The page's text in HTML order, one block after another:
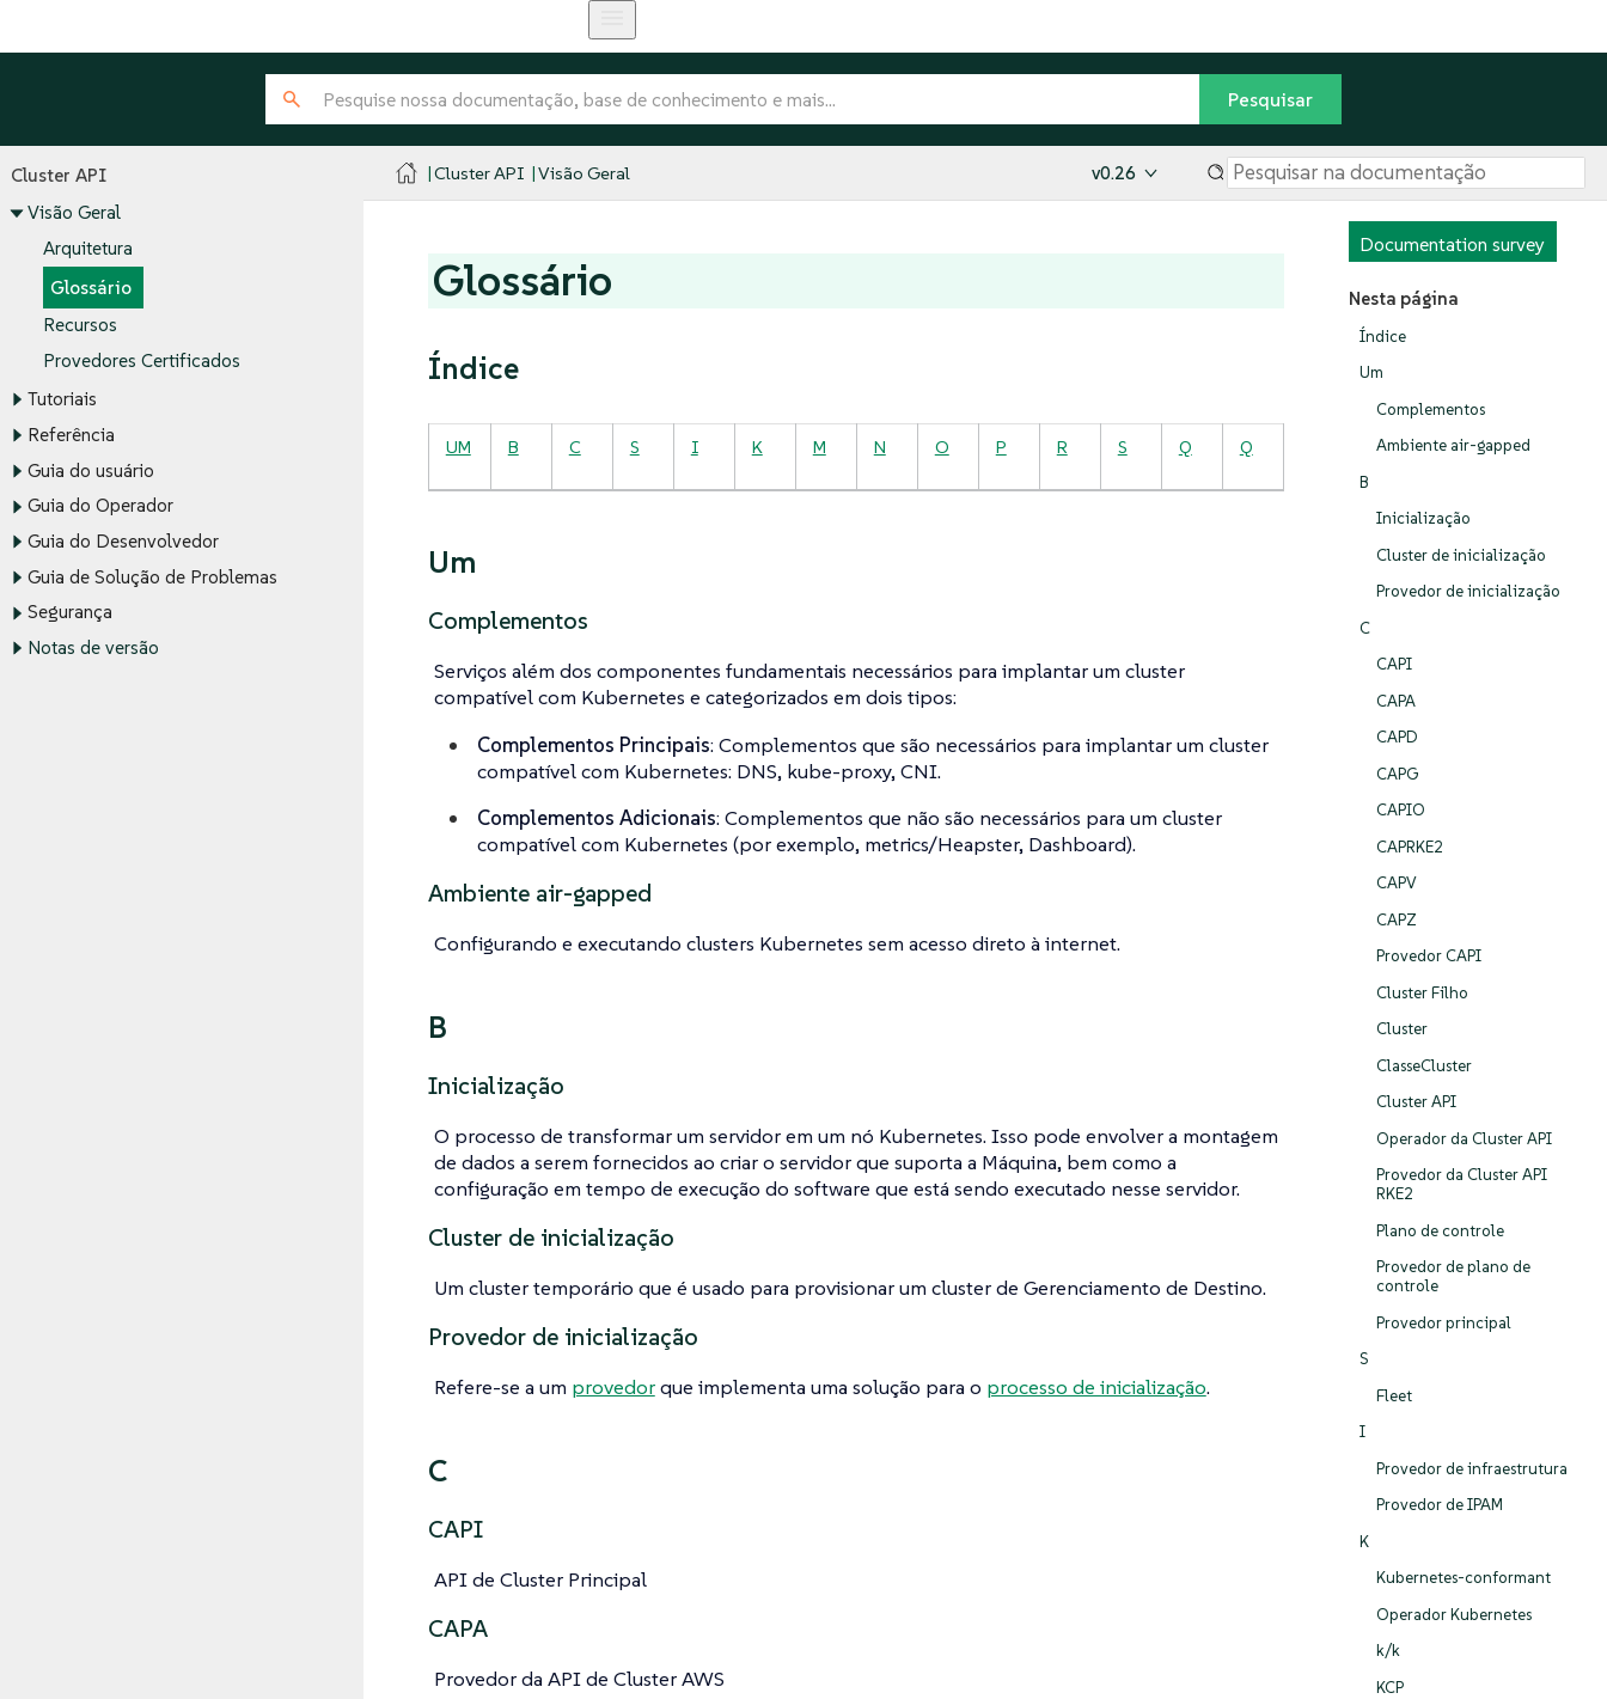
Cluster API
Visão Geral
Arquitetura
Glossário
Recursos
Provedores Certificados
Tutoriais
Referência
Guia do usuário
Guia do Operador
Guia do Desenvolvedor
Guia de Solução de Problemas
Segurança
Notas de versão
Cluster API Visão Geral v0.26
Documentation survey
Nesta página
Índice
Um
Complementos
Ambiente air-gapped
B
Inicialização
Cluster de inicialização
Provedor de inicialização
C
CAPI
CAPA
CAPD
CAPG
CAPIO
CAPRKE2
CAPV
CAPZ
Provedor CAPI
Cluster Filho
Cluster
ClasseCluster
Cluster API
Operador da Cluster API
Provedor da Cluster API
RKE2
Plano de controle
Provedor de plano de
controle
Provedor principal
S
Fleet
I
Provedor de infraestrutura
Provedor de IPAM
K
Kubernetes-conformant
Operador Kubernetes
k/k
KCP
Glossário
Índice
UM B C S I K M N O P R S Q Q
Um
Complementos
Serviços além dos componentes fundamentais necessários para implantar um cluster
compatível com Kubernetes e categorizados em dois tipos:
Complementos Principais: Complementos que são necessários para implantar um cluster
compatível com Kubernetes: DNS, kube-proxy, CNI.
Complementos Adicionais: Complementos que não são necessários para um cluster
compatível com Kubernetes (por exemplo, metrics/Heapster, Dashboard).
Ambiente air-gapped
Configurando e executando clusters Kubernetes sem acesso direto à internet.
B
Inicialização
O processo de transformar um servidor em um nó Kubernetes. Isso pode envolver a montagem
de dados a serem fornecidos ao criar o servidor que suporta a Máquina, bem como a
configuração em tempo de execução do software que está sendo executado nesse servidor.
Cluster de inicialização
Um cluster temporário que é usado para provisionar um cluster de Gerenciamento de Destino.
Provedor de inicialização
Refere-se a um provedorque implementa uma solução para o processo de inicialização.
C
CAPI
API de Cluster Principal
CAPA
Provedor da API de Cluster AWS